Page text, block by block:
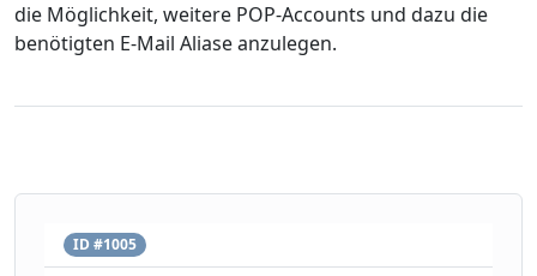
die Möglichkeit, weitere POP-Accounts und dazu die
benötigten E-Mail Aliase anzulegen.
ID #1005